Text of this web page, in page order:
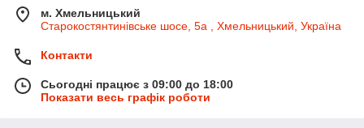
м. Хмельницький
Старокостянтинівське шосе, 5а , Хмельницький, Україна
Контакти
Сьогодні працює з 09:00 до 18:00
Показати весь графік роботи